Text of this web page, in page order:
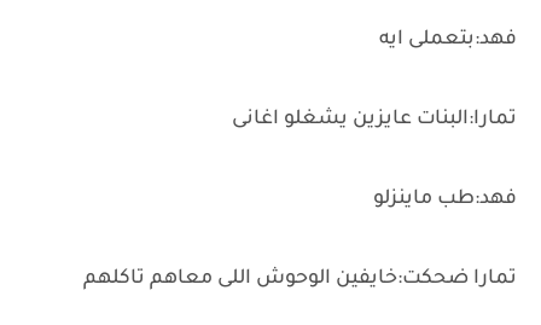
فهد:بتعملى ايه
تمارا:البنات عايزين يشغلو اغانى
فهد:طب ماينزلو
تمارا ضحكت:خايفين الوحوش اللى معاهم تاكلهم